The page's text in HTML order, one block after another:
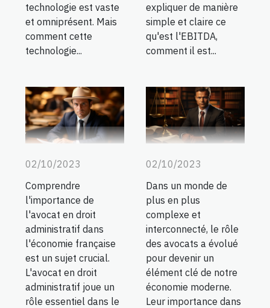
technologie est vaste
et omniprésent. Mais
comment cette
technologie...
expliquer de manière
simple et claire ce
qu'est l'EBITDA,
comment il est...
02/10/2023
Comprendre
l'importance de
l'avocat en droit
administratif dans
l'économie française
est un sujet crucial.
L'avocat en droit
administratif joue un
rôle essentiel dans le
02/10/2023
Dans un monde de
plus en plus
complexe et
interconnecté, le rôle
des avocats a évolué
pour devenir un
élément clé de notre
économie moderne.
Leur importance dans